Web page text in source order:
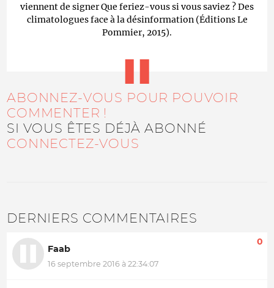
viennent de signer Que feriez-vous si vous saviez ? Des
climatologues face à la désinformation (Éditions Le
Pommier, 2015).
ABONNEZ-VOUS POUR POUVOIR
COMMENTER !
SI VOUS ÊTES DÉJÀ ABONNÉ
CONNECTEZ-VOUS
DERNIERS COMMENTAIRES
Faab
16 septembre 2016 à 22:34:07
0